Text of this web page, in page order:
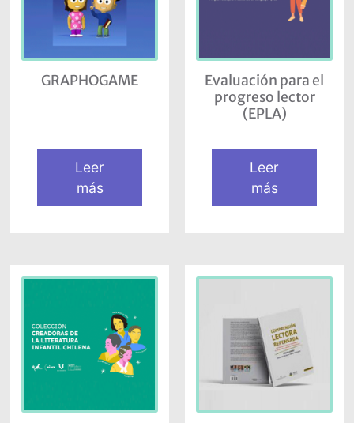
GRAPHOGAME
Leer
más
Evaluación para el
progreso lector
(EPLA)
Leer
más